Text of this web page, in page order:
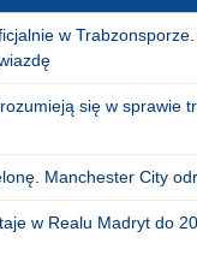
w
się w sprawie
Manchester City
w Realu Madryt do